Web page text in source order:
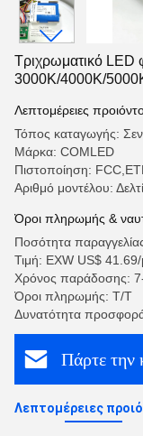
Τριχρωματικό LED
3000K/4000K/
κρεβατοκάμαρα της
Λεπτομέρειες
Τόπος καταγωγής:
Μάρκα: COMLED
Πιστοποίηση:
Αριθμό μοντέλου:
Όροι πληρωμής &
Ποσότητα
Τιμή: EXW US$
Χρόνος παράδοσης:
Όροι πληρωμής: Τ/Τ
Δυνατότητα
Πάρτε την
Λεπτομέρειες